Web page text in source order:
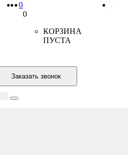
0
0
КОРЗИНА
ПУСТА
Заказать звонок